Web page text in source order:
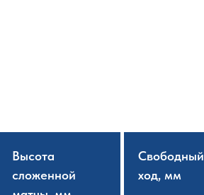
Высота
сложенной
Свободный
ход, мм